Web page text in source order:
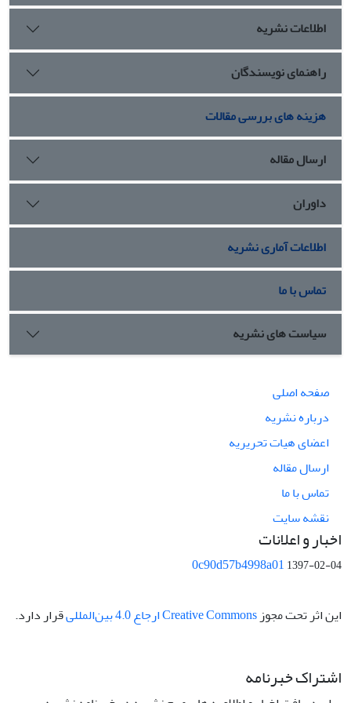
امپراتوری داشته باشد. درگل‌نبشته‌های تخت‌جمشید شاهد
ارتباط مستمر و تنگاتنگ میان مراکز شاهنشاهی و ایالات شرقی
هستیم که این ارتباط دربارة ایالات غربی بسیار کم‌رنگ است.
ارتباط مداوم ایالات شرقی با مراکز و در نتیجه با سایر نقاط
شاهنشاهی یقیناً در شکوفایی و رونق اقتصاد و بازرگانی و
اطلاعات نشریه
راهنمای نویسندگان
هزینه های بررسی مقالات
ارسال مقاله
داوران
اطلاعات آماری نشریه
تماس با ما
سیاست های نشریه
صفحه اصلی
درباره نشریه
اعضای هیات تحریریه
ارسال مقاله
تماس با ما
نقشه سایت
اخبار و اعلانات
0c90d57b4998a011397-02-04
این اثر تحت مجوز Creative Commons ارجاع 4.0 بین‌المللی قرار دارد.
اشتراک خبرنامه